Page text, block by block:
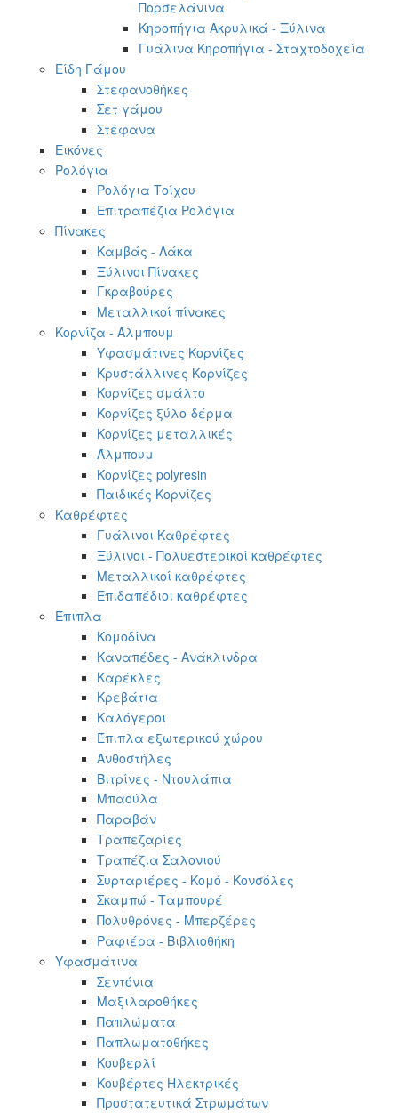
Πορσελάνινα
Κηροπήγια Ακρυλικά - Ξύλινα
Γυάλινα Κηροπήγια - Σταχτοδοχεία
Είδη Γάμου
Στεφανοθήκες
Σετ γάμου
Στέφανα
Εικόνες
Ρολόγια
Ρολόγια Τοίχου
Επιτραπέζια Ρολόγια
Πίνακες
Καμβάς - Λάκα
Ξύλινοι Πίνακες
Γκραβούρες
Μεταλλικοί πίνακες
Κορνίζα - Άλμπουμ
Υφασμάτινες Κορνίζες
Κρυστάλλινες Κορνίζες
Κορνίζες σμάλτο
Κορνίζες ξύλο-δέρμα
Κορνίζες μεταλλικές
Άλμπουμ
Κορνίζες polyresin
Παιδικές Κορνίζες
Καθρέφτες
Γυάλινοι Καθρέφτες
Ξύλινοι - Πολυεστερικοί καθρέφτες
Μεταλλικοί καθρέφτες
Επιδαπέδιοι καθρέφτες
Έπιπλα
Κομοδίνα
Καναπέδες - Ανάκλινδρα
Καρέκλες
Κρεβάτια
Καλόγεροι
Έπιπλα εξωτερικού χώρου
Ανθοστήλες
Βιτρίνες - Ντουλάπια
Μπαούλα
Παραβάν
Τραπεζαρίες
Τραπέζια Σαλονιού
Συρταριέρες - Κομό - Κονσόλες
Σκαμπώ - Ταμπουρέ
Πολυθρόνες - Μπερζέρες
Ραφιέρα - Βιβλιοθήκη
Υφασμάτινα
Σεντόνια
Μαξιλαροθήκες
Παπλώματα
Παπλωματοθήκες
Κουβερλί
Κουβέρτες Ηλεκτρικές
Προστατευτικά Στρωμάτων